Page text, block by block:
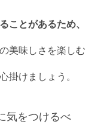
ことがあるため、
美味しさを楽しむ
掛けましょう。
気をつけるべ